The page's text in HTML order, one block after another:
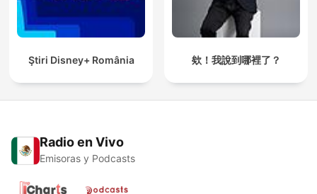
Ştiri Disney+ România 欸！我說到哪裡了？
Radio en Vivo
Emisoras y Podcasts